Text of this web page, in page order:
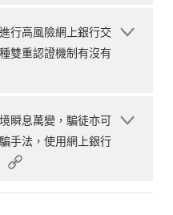
行高風險網上銀行交
雙重認證機制有沒有
瞬息萬變，騙徒亦可
手法，使用網上銀行